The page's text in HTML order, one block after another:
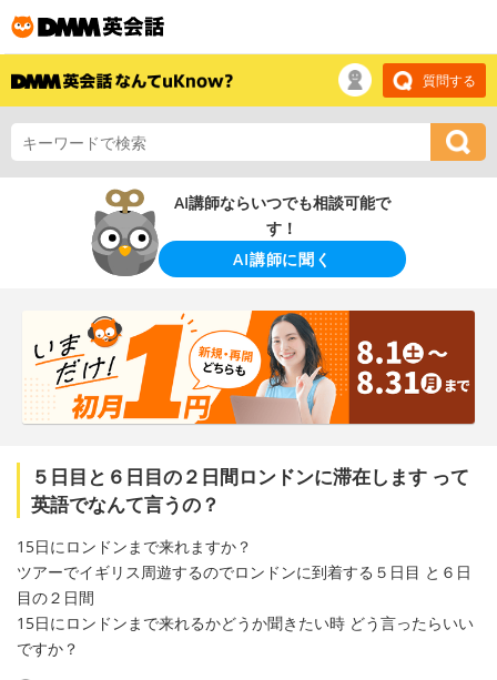
質問する
AI講師ならいつでも相談可能で
す！
AI講師に聞く
５日目と６日目の２日間ロンドンに滞在します って
英語でなんて言うの？
15日にロンドンまで来れますか？
ツアーでイギリス周遊するのでロンドンに到着する５日目 と６日
目の２日間
15日にロンドンまで来れるかどうか聞きたい時 どう言ったらいい
ですか？